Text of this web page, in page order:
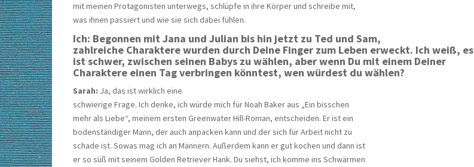
mit meinen Protagonisten unterwegs, schlüpfe in ihre Körper und schreibe mit,
was ihnen passiert und wie sie sich dabei fühlen.
Ich: Begonnen mit Jana und Julian bis hin jetzt zu Ted und Sam,
zahlreiche Charaktere wurden durch Deine Finger zum Leben erweckt. Ich weiß, es
ist schwer, zwischen seinen Babys zu wählen, aber wenn Du mit einem Deiner
Charaktere einen Tag verbringen könntest, wen würdest du wählen?
Sarah: Ja, das ist wirklich eine
schwierige Frage. Ich denke, ich würde mich für Noah Baker aus „Ein bisschen
mehr als Liebe“, meinem ersten Greenwater Hill-Roman, entscheiden. Er ist ein
bodenständiger Mann, der auch anpacken kann und der sich für Arbeit nicht zu
schade ist. Sowas mag ich an Männern. Außerdem kann er gut kochen und dann ist
er so süß mit seinem Golden Retriever Hank. Du siehst, ich komme ins Schwärmen